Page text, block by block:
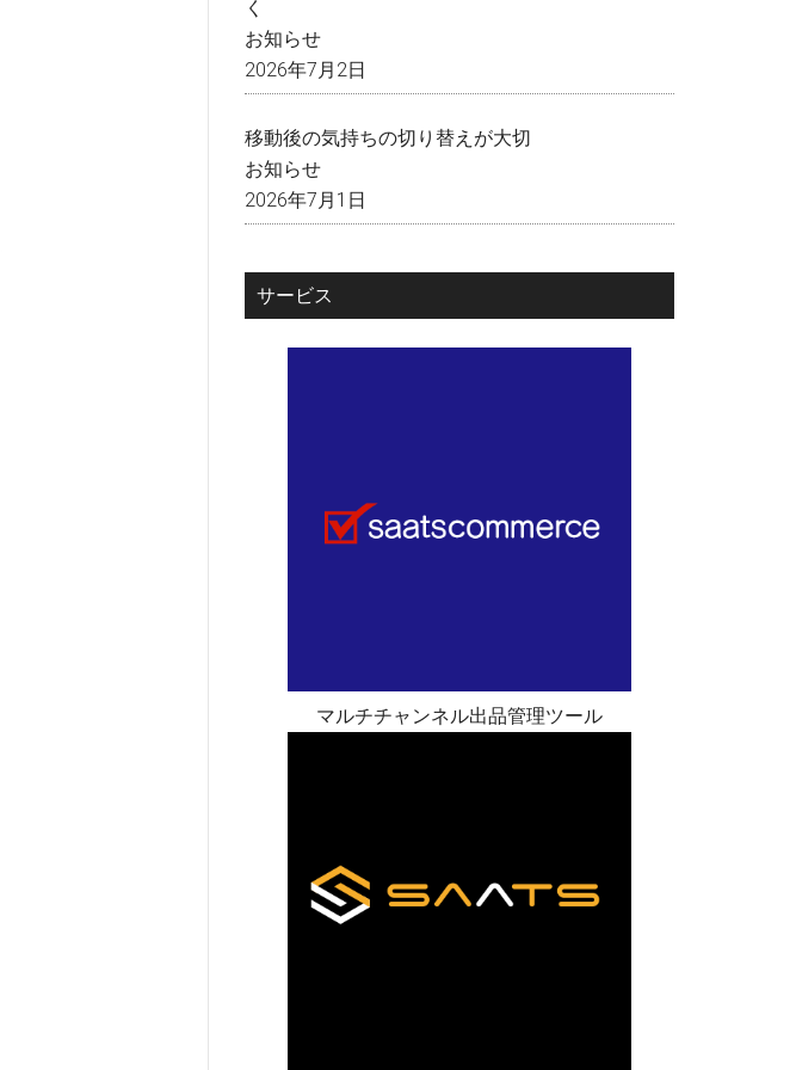
く
お知らせ
2026年7月2日
移動後の気持ちの切り替えが大切
お知らせ
2026年7月1日
サービス
マルチチャンネル出品管理ツール